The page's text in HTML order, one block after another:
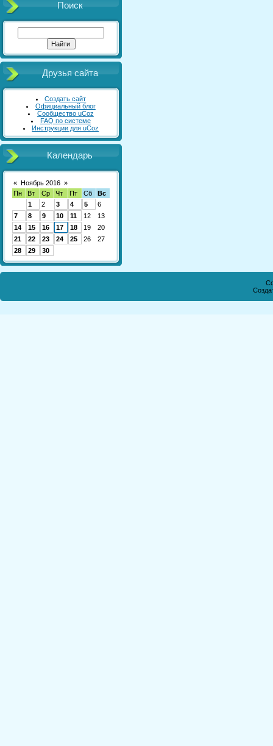
Поиск
Друзья сайта
Создать сайт
Официальный блог
Сообщество uCoz
FAQ по системе
Инструкции для uCoz
Календарь
« Ноябрь 2016 »
Пн
Вт Ср Чт Пт Сб
Вс
1
2 3 4 5
6
7
8 9 10 11 12
13
14
15 16 17 18 19
20
21
22 23 24 25 26
27
28
29 30